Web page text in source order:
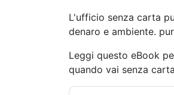
L'ufficio senza carta
denaro e ambiente.
Leggi questo eBook
quando vai senza